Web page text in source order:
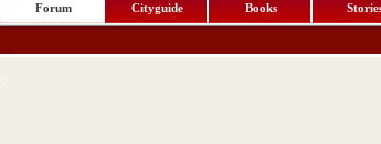
Forum Cityguide Books